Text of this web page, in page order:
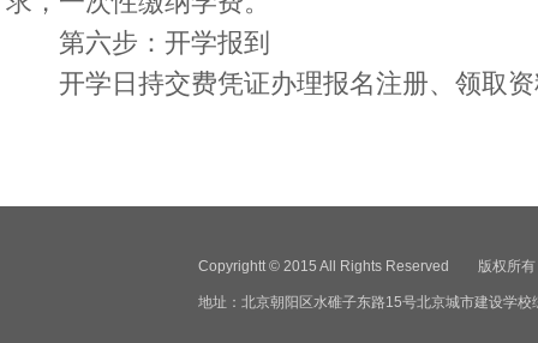
第六步：开学报到
开学日持交费凭证办理报名注册、领取资
Copyrightt © 2015 All Rights Reserved 版权所有
地址：北京朝阳区水碓子东路15号北京城市建